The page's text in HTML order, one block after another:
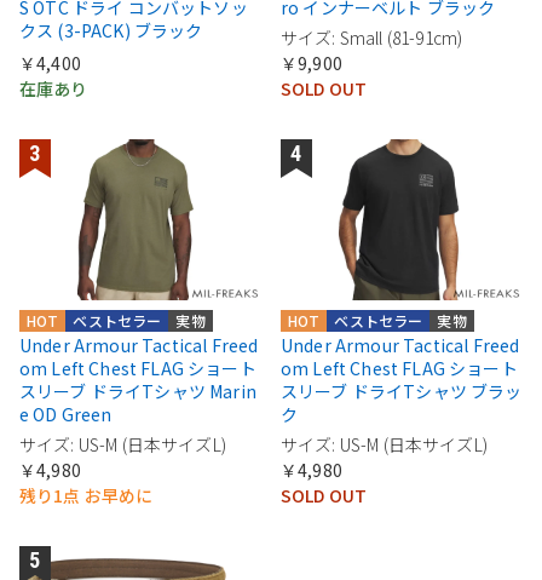
S OTC ドライ コンバットソッ
クス (3-PACK) ブラック
￥4,400
在庫あり
ro インナーベルト ブラック
サイズ: Small (81-91cm)
￥9,900
SOLD OUT
実物
ベストセラー
HOT
Under Armour Tactical Freed
om Left Chest FLAG ショート
スリーブ ドライTシャツ Marin
e OD Green
サイズ: US-M (日本サイズL)
￥4,980
残り1点 お早めに
実物
ベストセラー
HOT
Under Armour Tactical Freed
om Left Chest FLAG ショート
スリーブ ドライTシャツ ブラッ
ク
サイズ: US-M (日本サイズL)
￥4,980
SOLD OUT